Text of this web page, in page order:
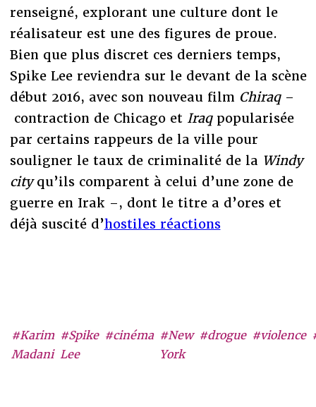
#Karim
Madani
#Spike
Lee
#cinéma #New
York
#drogue #violence
renseigné, explorant une culture dont le
réalisateur est une des figures de proue.
Bien que plus discret ces derniers temps,
Spike Lee reviendra sur le devant de la scène
début 2016, avec son nouveau film Chiraq –
contraction de Chicago et Iraqpopularisée
par certains rappeurs de la ville pour
souligner le taux de criminalité de la Windy
cityqu’ils comparent à celui d’une zone de
guerre en Irak –, dont le titre a d’ores et
déjà suscité d’hostiles réactions